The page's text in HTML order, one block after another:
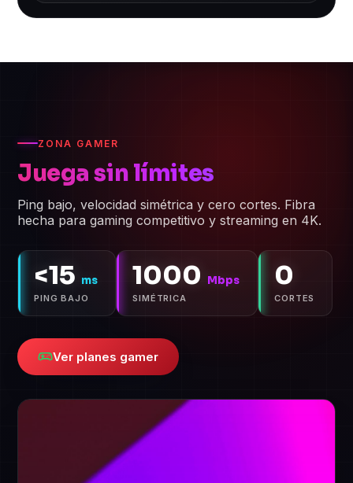
ZONA GAMER
Juega sin límites
Ping bajo, velocidad simétrica y cero cortes. Fibra
hecha para gaming competitivo y streaming en 4K.
<15 ms
PING BAJO
1000 Mbps
SIMÉTRICA
0
CORTES
Ver planes gamer